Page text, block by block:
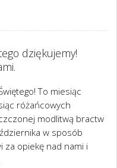
dziękujemy!
To miesiąc
różańcowych
modlitwą bractw
w sposób
za opiekę nad nami i